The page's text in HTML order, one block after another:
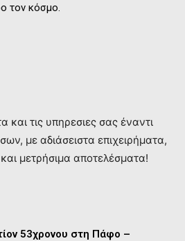
τον κόσμο.
και τις υπηρεσιες σας έναντι
με αδιάσειστα επιχειρήματα,
μετρήσιμα αποτελέσματα!
53χρονου στη Πάφο –